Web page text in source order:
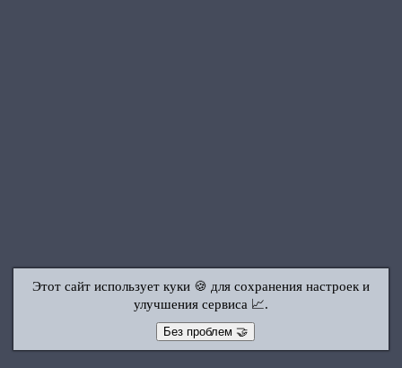
Этот сайт использует куки 🍪 для сохранения настроек и
улучшения сервиса 📈.
Без проблем 🤝